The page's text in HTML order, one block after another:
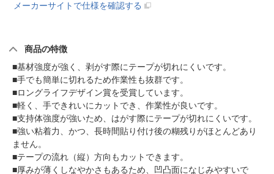
メーカーサイトで仕様を確認する
商品の特徴
■基材強度が強く、剥がす際にテープが切れにくいです。
■手でも簡単に切れるため作業性も抜群です。
■ロングライフデザイン賞を受賞しています。
■軽く、手できれいにカットでき、作業性が良いです。
■支持体強度が強いため、はがす際にテープが切れにくいです。
■強い粘着力、かつ、長時間貼り付け後の糊残りがほとんどあり
ません。
■テープの流れ（縦）方向もカットできます。
■厚みが薄くしなやかさもあるため、凹凸面になじみやすいで